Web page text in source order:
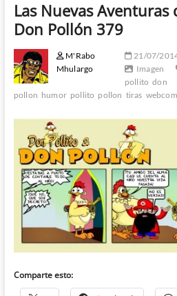
Las Nuevas
Don Pollón 379
M'Rabo
Mhulargo
21/07/
Imagen
pollito don
pollon humor pollito pollon tiras
Comparte esto: